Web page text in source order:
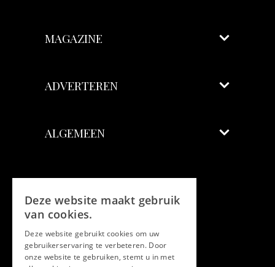
MAGAZINE
ADVERTEREN
ALGEMEEN
Facebook
Twitter
Deze website maakt gebruik
van cookies.
Deze website gebruikt cookies om uw
gebruikerservaring te verbeteren. Door
onze website te gebruiken, stemt u in met